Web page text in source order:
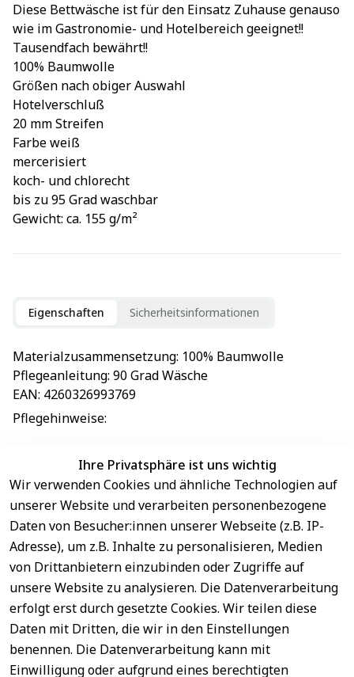
Diese Bettwäsche ist für den Einsatz Zuhause genauso
wie im Gastronomie- und Hotelbereich geeignet!!
Tausendfach bewährt!!
100% Baumwolle
Größen nach obiger Auswahl
Hotelverschluß
20 mm Streifen
Farbe weiß
mercerisiert
koch- und chlorecht
bis zu 95 Grad waschbar
Gewicht: ca. 155 g/m²
Eigenschaften Sicherheitsinformationen
Materialzusammensetzung: 100% Baumwolle
Pflegeanleitung: 90 Grad Wäsche
EAN: 4260326993769
Pflegehinweise:
EU-Verantwortliche Person - klicken Sie für Details
Ihre Privatsphäre ist uns wichtig
Wir verwenden Cookies und ähnliche Technologien auf
unserer Website und verarbeiten personenbezogene
Daten von Besucher:innen unserer Webseite (z.B. IP-
Adresse), um z.B. Inhalte zu personalisieren, Medien
von Drittanbietern einzubinden oder Zugriffe auf
unsere Website zu analysieren. Die Datenverarbeitung
erfolgt erst durch gesetzte Cookies. Wir teilen diese
Daten mit Dritten, die wir in den Einstellungen
benennen. Die Datenverarbeitung kann mit
Einwilligung oder aufgrund eines berechtigten
RechtlichesService Sichere